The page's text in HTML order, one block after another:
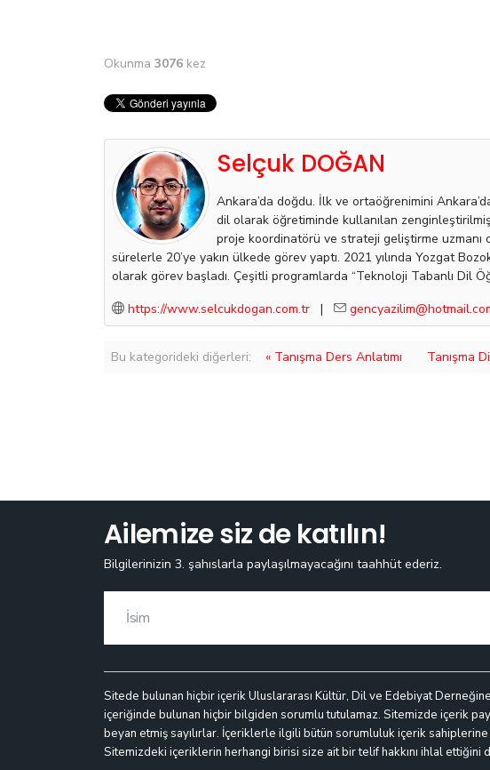
Okunma 3076 kez
Selçuk DOĞAN
Ankara’da doğdu. İlk ve ortaöğrenimini
dil olarak öğretiminde kullanılan
proje koordinatörü ve strateji geliştirme
sürelerle 20’ye yakın ülkede görev yaptı. 2021 yılında Yozgat
olarak görev başladı. Çeşitli programlarda “Teknoloji Tabanlı Dil
https://www.selcukdogan.com.tr
|
Bu kategorideki diğerleri: « Tanışma Ders Anlatımı Tanışma
Ailemize siz de katılın!
Bilgilerinizin 3. şahıslarla paylaşılmayacağını taahhüt ederiz.
Sitede bulunan hiçbir içerik Uluslararası Kültür, Dil ve Edebiyat
içeriğinde bulunan hiçbir bilgiden sorumlu tutulamaz. Sitemizde içerik
beyan etmiş sayılırlar. İçeriklerle ilgili bütün sorumluluk içerik
Sitemizdeki içeriklerin herhangi birisi size ait bir telif hakkını ihlal ettiğini